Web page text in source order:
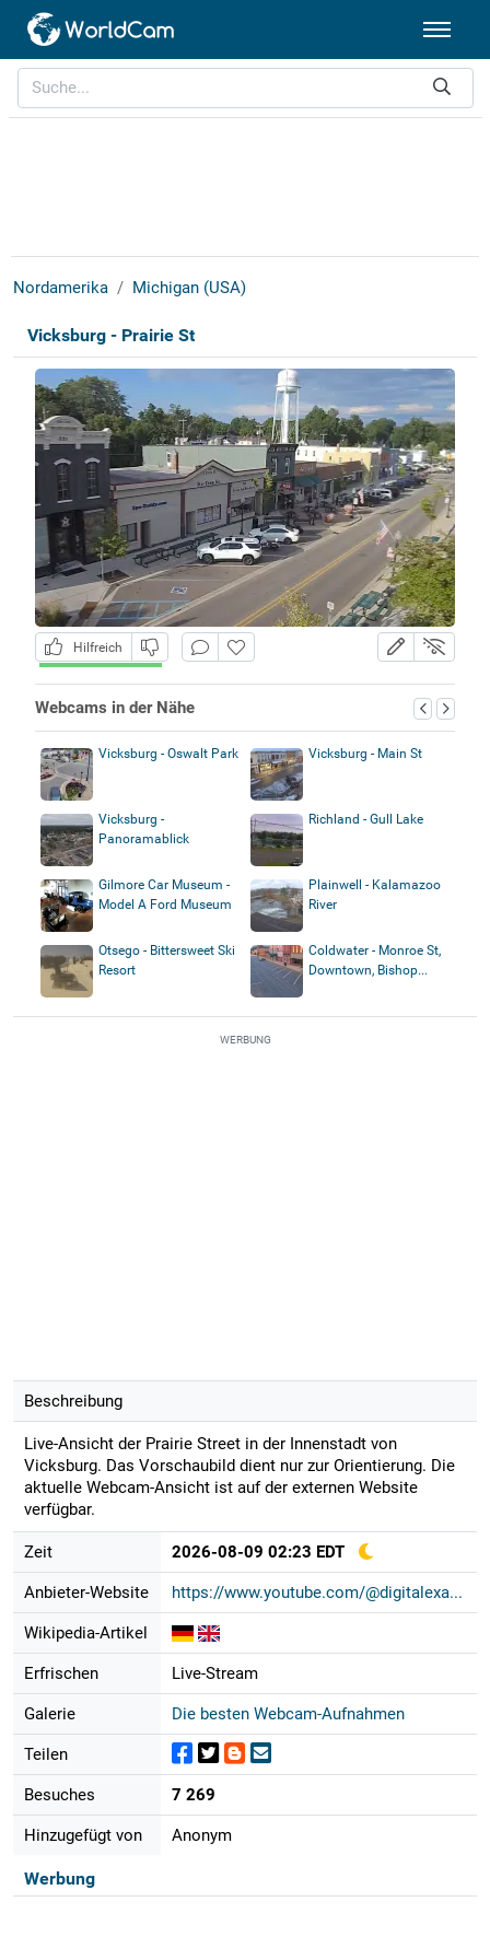
Nordamerika Michigan (USA)
Vicksburg - Prairie St
Hilfreich
Webcams in der Nähe
Vicksburg - Oswalt Park Vicksburg - Main St
Vicksburg -
Panoramablick
Richland - Gull Lake
Gilmore Car Museum -
Model A Ford Museum
Plainwell - Kalamazoo
River
Otsego - Bittersweet Ski
Resort
Coldwater - Monroe St,
Downtown, Bishop...
WERBUNG
Beschreibung
Live-Ansicht der Prairie Street in der Innenstadt von
Vicksburg. Das Vorschaubild dient nur zur Orientierung. Die
aktuelle Webcam-Ansicht ist auf der externen Website
verfügbar.
Zeit 2026-08-09 02:23 EDT
Anbieter-Website https://www.youtube.com/@digitalexa...
Wikipedia-Artikel
Erfrischen Live-Stream
Galerie Die besten Webcam-Aufnahmen
Teilen
Besuches 7 269
Hinzugefügt von Anonym
Werbung